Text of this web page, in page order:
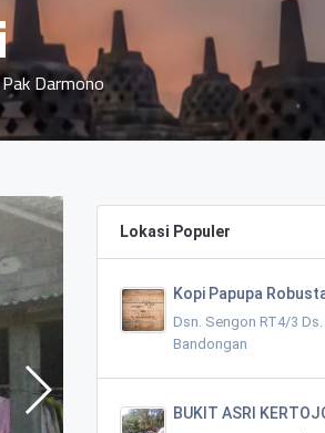
Darmono
Lokasi Populer
Kopi Papupa
Dsn. Sengon RT4/3
Bandongan
BUKIT ASRI